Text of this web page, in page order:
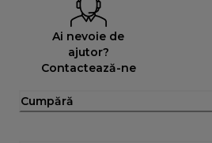
Ai nevoie de
ajutor?
Contactează-ne
Cumpără